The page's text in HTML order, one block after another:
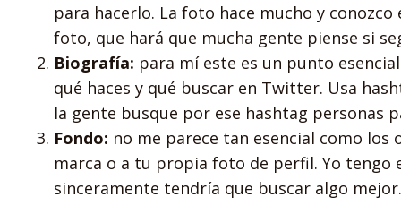
para hacerlo. La foto hace mucho y
foto, que hará que mucha gente piense si
Biografía: para mí este es un punto
qué haces y qué buscar en Twitter. Usa
la gente busque por ese hashtag personas
Fondo: no me parece tan esencial como
marca o a tu propia foto de perfil. Yo tengo
sinceramente tendría que buscar algo